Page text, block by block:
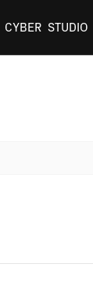
CYBER STUDIO